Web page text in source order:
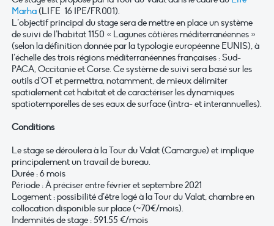
Marha(LIFE 16 IPE/FR001).
L’objectif principal du stage sera de mettre en place un système
de suivi de l’habitat 1150 « Lagunes côtières méditerranéennes »
(selon la définition donnée par la typologie européenne EUNIS), à
l’échelle des trois régions méditerranéennes françaises : Sud-
PACA, Occitanie et Corse. Ce système de suivi sera basé sur les
outils d’OT et permettra, notamment, de mieux délimiter
spatialement cet habitat et de caractériser les dynamiques
spatiotemporelles de ses eaux de surface (intra- et interannuelles).
Conditions
Le stage se déroulera à la Tour du Valat (Camargue) et implique
principalement un travail de bureau.
Durée : 6 mois
Période : À préciser entre février et septembre 2021
Logement : possibilité d’être logé à la Tour du Valat, chambre en
collocation disponible sur place (~70€/mois).
Indemnités de stage : 591.55 €/mois